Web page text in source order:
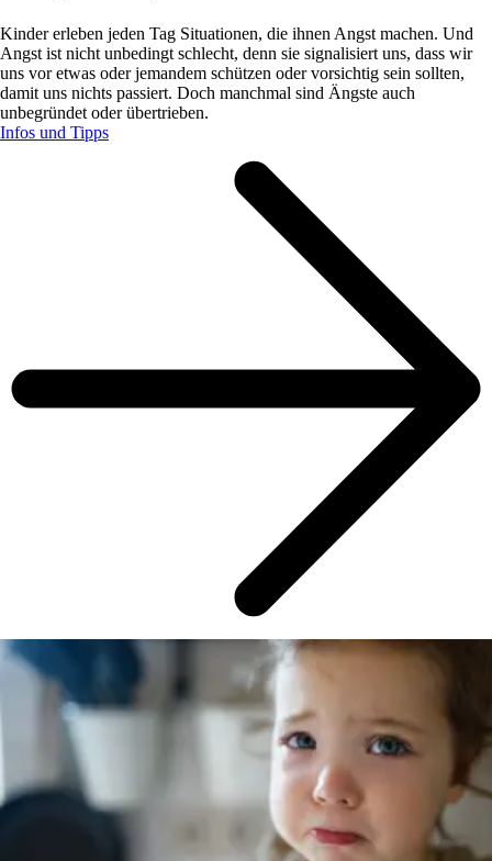
Kinder erleben jeden Tag Situationen, die ihnen Angst machen. Und
Angst ist nicht unbedingt schlecht, denn sie signalisiert uns, dass wir
uns vor etwas oder jemandem schützen oder vorsichtig sein sollten,
damit uns nichts passiert. Doch manchmal sind Ängste auch
unbegründet oder übertrieben.
Infos und Tipps